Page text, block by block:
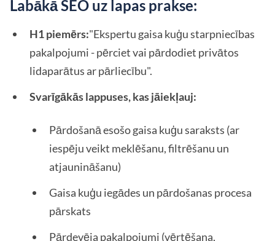
Labākā SEO uz lapas prakse:
H1 piemērs:"Ekspertu gaisa kuģu starpniecības
pakalpojumi - pērciet vai pārdodiet privātos
lidaparātus ar pārliecību".
Svarīgākās lappuses, kas jāiekļauj:
Pārdošanā esošo gaisa kuģu saraksts (ar
iespēju veikt meklēšanu, filtrēšanu un
atjaunināšanu)
Gaisa kuģu iegādes un pārdošanas procesa
pārskats
Pārdevēja pakalpojumi (vērtēšana,